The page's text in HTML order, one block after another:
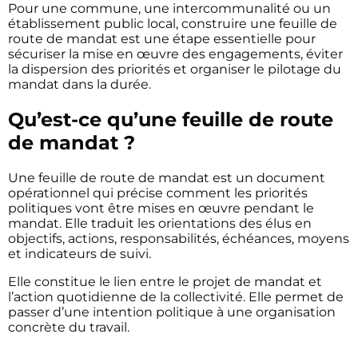
Pour une commune, une intercommunalité ou un
établissement public local, construire une feuille de
route de mandat est une étape essentielle pour
sécuriser la mise en œuvre des engagements, éviter
la dispersion des priorités et organiser le pilotage du
mandat dans la durée.
Qu’est-ce qu’une feuille de route
de mandat ?
Une feuille de route de mandat est un document
opérationnel qui précise comment les priorités
politiques vont être mises en œuvre pendant le
mandat. Elle traduit les orientations des élus en
objectifs, actions, responsabilités, échéances, moyens
et indicateurs de suivi.
Elle constitue le lien entre le projet de mandat et
l’action quotidienne de la collectivité. Elle permet de
passer d’une intention politique à une organisation
concrète du travail.